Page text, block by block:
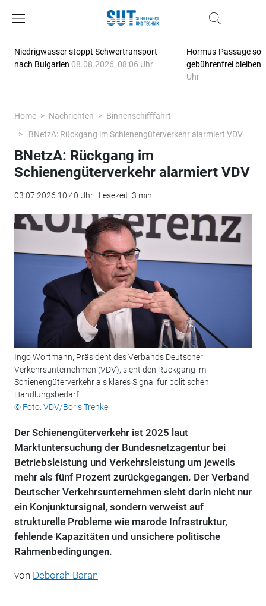
Niedrigwasser stoppt Schwertransport
nach Bulgarien 08.08.2026, 08:06 Uhr
Hormus-Passage
gebührenfrei bleiben
Uhr
Home Nachrichten
Binnenschifffahrt
BNetzA: Rückgang im Schienengüterverkehr alarmiert VDV
BNetzA: Rückgang im
Schienengüterverkehr alarmiert VDV
03.07.2026 10:40 Uhr | Lesezeit: 3 min
Ingo Wortmann, Präsident des Verbands Deutscher
Verkehrsunternehmen (VDV), sieht den Rückgang im
Schienengüterverkehr als klares Signal für politischen
Handlungsbedarf
© Foto: VDV/Boris Trenkel
Der Schienengüterverkehr ist 2025 laut
Marktuntersuchung der Bundesnetzagentur bei
Betriebsleistung und Verkehrsleistung um jeweils
mehr als fünf Prozent zurückgegangen. Der Verband
Deutscher Verkehrsunternehmen sieht darin nicht nur
ein Konjunktursignal, sondern verweist auf
strukturelle Probleme wie marode Infrastruktur,
fehlende Kapazitäten und unsichere politische
Rahmenbedingungen.
von Deborah Baran